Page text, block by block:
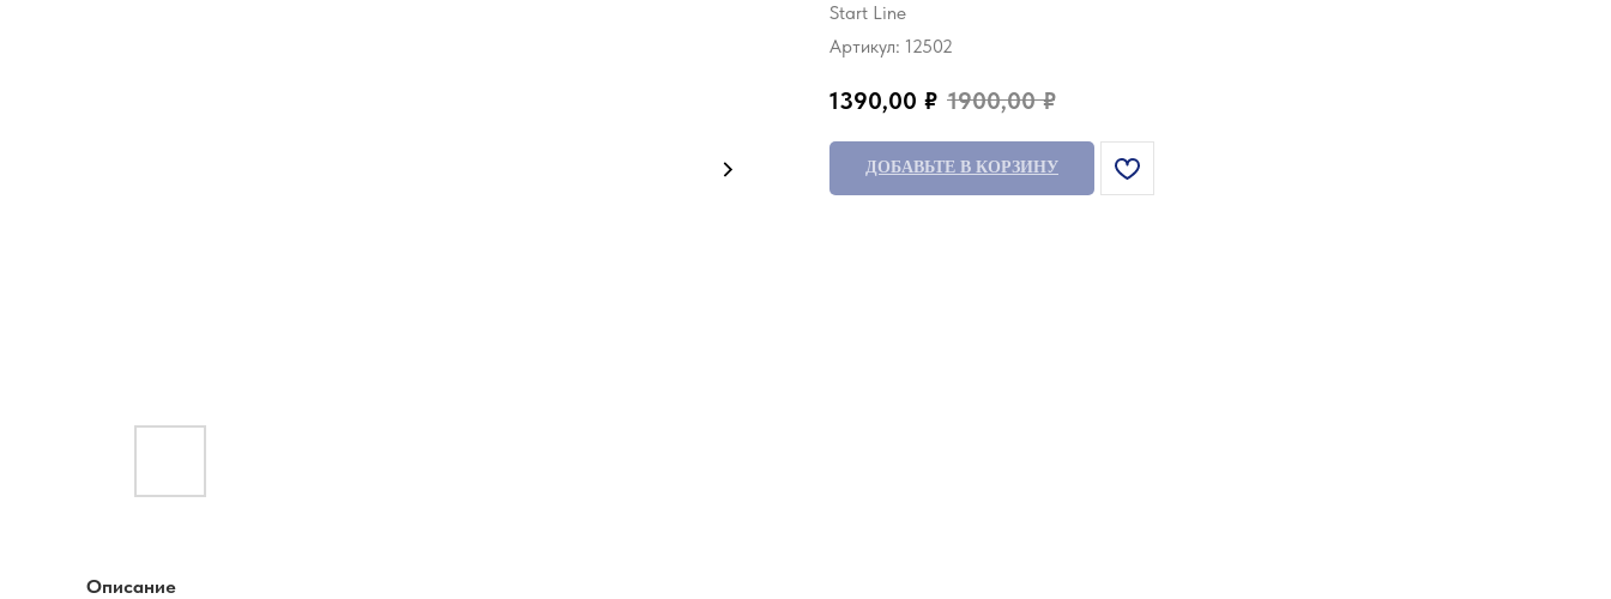
Start Line
Артикул: 12502
1390,00 ₽ 1900,00 ₽
ДОБАВЬТЕ В КОРЗИНУ
Описание